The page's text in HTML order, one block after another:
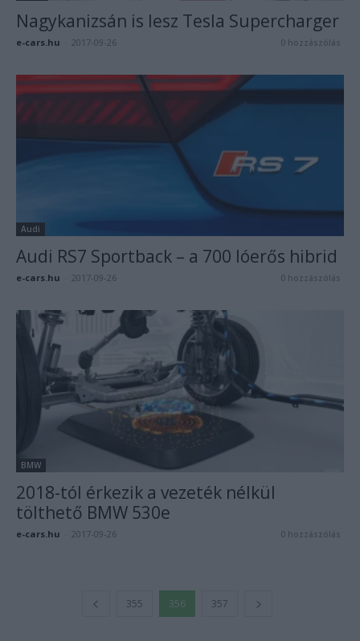
Nagykanizsán is lesz Tesla Supercharger
e-cars.hu 2017-09-26 0 hozzászólás
Audi
Audi RS7 Sportback – a 700 lóerős hibrid
e-cars.hu 2017-09-26 0 hozzászólás
BMW
2018-tól érkezik a vezeték nélkül
tölthető BMW 530e
e-cars.hu 2017-09-26 0 hozzászólás
355 356 357